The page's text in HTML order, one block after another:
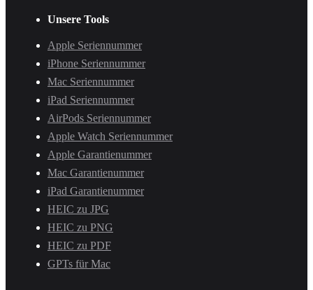
Unsere Tools
Apple Seriennummer
iPhone Seriennummer
Mac Seriennummer
iPad Seriennummer
AirPods Seriennummer
Apple Watch Seriennummer
Apple Garantienummer
Mac Garantienummer
iPad Garantienummer
HEIC zu JPG
HEIC zu PNG
HEIC zu PDF
GPTs für Mac